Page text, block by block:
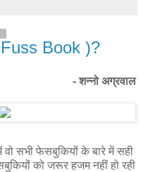
Book )?
- शन्नो अग्रवाल
सभी फेसबुकियों के बारे में सही
को जरूर हजम नहीं हो रही